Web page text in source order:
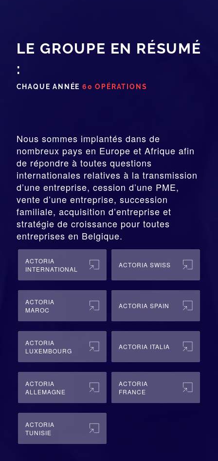
LE GROUPE EN RÉSUMÉ
:
CHAQUE ANNÉE 60 OPÉRATIONS
Nous sommes implantés dans de
nombreux pays en Europe et Afrique afin
de répondre à toutes questions
internationales relatives à la transmission
d’une entreprise, cession d’une PME,
vente d’une entreprise, succession
familiale, acquisition d’entreprise et
stratégie de croissance pour toutes
entreprises en Belgique.
ACTORIA
INTERNATIONAL
ACTORIA SWISS
ACTORIA
MAROC
ACTORIA SPAIN
ACTORIA
LUXEMBOURG
ACTORIA ITALIA
ACTORIA
ALLEMAGNE
ACTORIA
FRANCE
ACTORIA
TUNISIE